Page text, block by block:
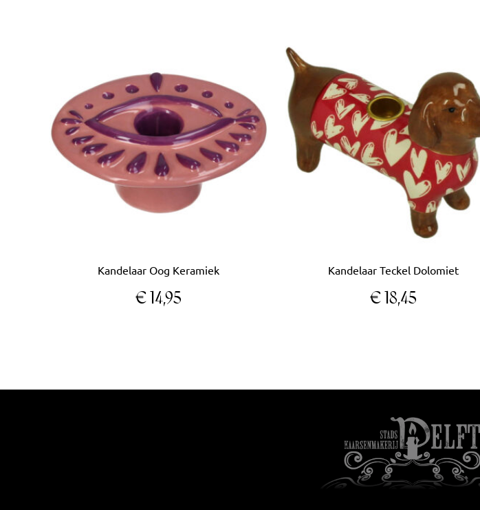
Kandelaar Oog Keramiek
€14,95
Kandelaar Teckel Dolomiet
€18,45